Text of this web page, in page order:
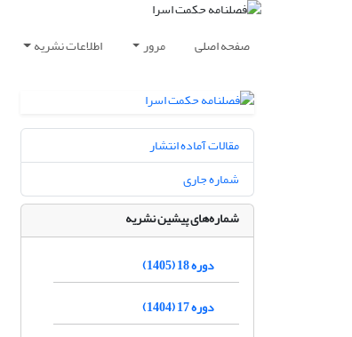
صفحه اصلی مرور اطلاعات نشریه
مقالات آماده انتشار
شماره جاری
شماره‌های پیشین نشریه
دوره 18 (1405)
دوره 17 (1404)